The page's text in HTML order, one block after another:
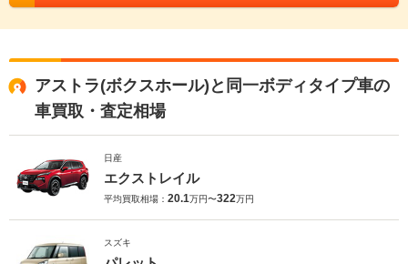
アストラ(ボクスホール)と同一ボディタイプ車の
車買取・査定相場
日産
エクストレイル
平均買取相場： 20.1万円〜322万円
スズキ